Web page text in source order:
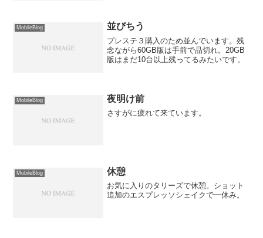
MobileBlog 並びちう
プレステ３購入のため並んでいます。残
念ながら60GB版は手前で品切れ。20GB
版はまだ10台以上残ってるみたいです。
MobileBlog 夜明け前
さすがに疲れて来ています。
MobileBlog 休憩
お気に入りのタリーズで休憩。ショット
追加のエスプレッソシェイクで一休み。